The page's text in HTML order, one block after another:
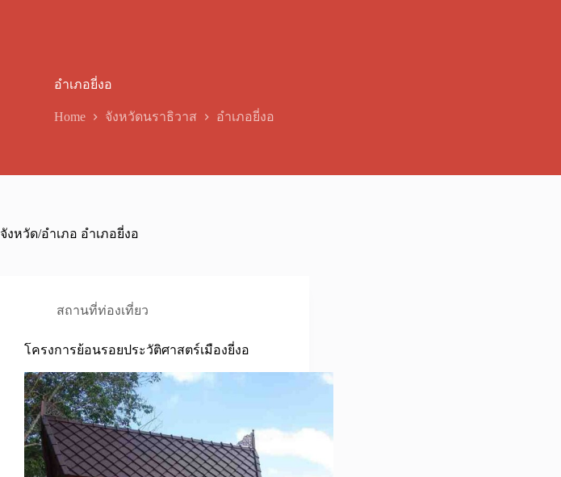
อำเภอยี่งอ
Home จังหวัดนราธิวาส อำเภอยี่งอ
จังหวัด/อำเภอ อำเภอยี่งอ
สถานที่ท่องเที่ยว
โครงการย้อนรอยประวัติศาสตร์เมืองยี่งอ